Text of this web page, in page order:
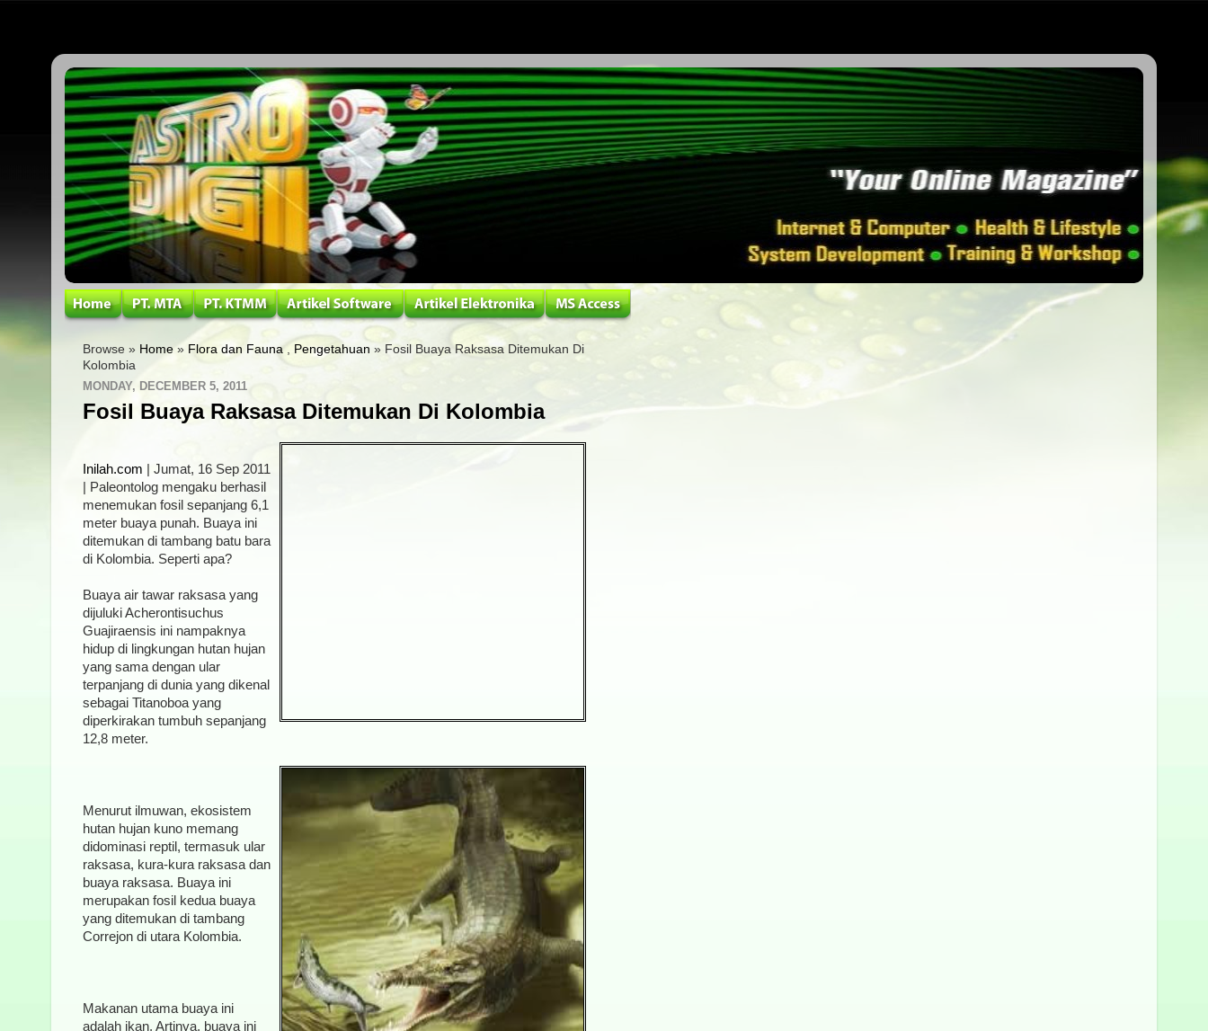
Browse » Home » Flora dan Fauna , Pengetahuan » Fosil Buaya Raksasa Ditemukan Di
Kolombia
MONDAY, DECEMBER 5, 2011
Fosil Buaya Raksasa Ditemukan Di Kolombia
Inilah.com | Jumat, 16 Sep 2011
| Paleontolog mengaku berhasil
menemukan fosil sepanjang 6,1
meter buaya punah. Buaya ini
ditemukan di tambang batu bara
di Kolombia. Seperti apa?
Buaya air tawar raksasa yang
dijuluki Acherontisuchus
Guajiraensis ini nampaknya
hidup di lingkungan hutan hujan
yang sama dengan ular
terpanjang di dunia yang dikenal
sebagai Titanoboa yang
diperkirakan tumbuh sepanjang
12,8 meter.
Menurut ilmuwan, ekosistem
hutan hujan kuno memang
didominasi reptil, termasuk ular
raksasa, kura-kura raksasa dan
buaya raksasa. Buaya ini
merupakan fosil kedua buaya
yang ditemukan di tambang
Correjon di utara Kolombia.
Makanan utama buaya ini
adalah ikan. Artinya, buaya ini